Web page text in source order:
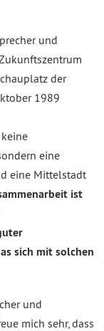
und
der
1989
eine
eine Mittelstadt
ist
sich mit solchen
und
mich sehr, dass